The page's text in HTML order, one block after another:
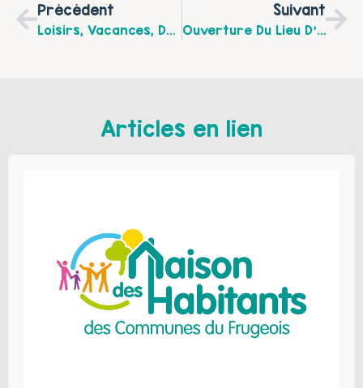
Précédent
Loisirs, Vacances, Découvertes Sportives En Familles Pendant L’été Dans Le Calaisis
Suivant
Ouverture Du Lieu D’Accueil Enfant-Parent "La Bulle Verte" À Guînes
Articles en lien